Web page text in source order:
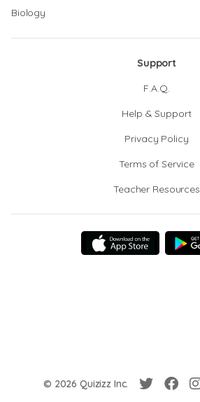
Biology
Support
F.A.Q.
Help & Support
Privacy Policy
Terms of Service
Teacher Resources
© 2026 Quizizz Inc.